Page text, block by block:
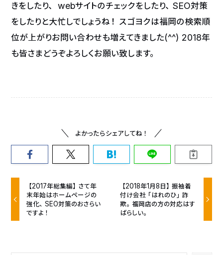
きをしたり、 webサイトのチェックをしたり、SEO対策
をしたりと大忙しでしょうね！ スゴヨクは福岡の検索順
位が上がりお問い合わせも増えてきました(^^) 2018年
も皆さまどうぞよろしくお願い致します。
よかったらシェアしてね！
【2017年総集編】さて年
末年始はホームページの
強化、SEO対策のおさらい
ですよ！
【2018年1月8日】振袖着
付け会社「はれのひ」詐
欺。福岡店の方の対応はす
ばらしい。